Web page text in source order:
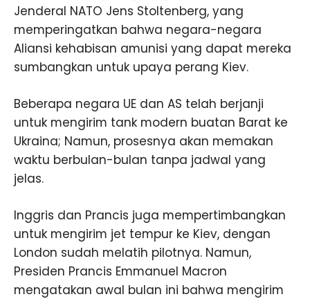
Jenderal NATO Jens Stoltenberg, yang
memperingatkan bahwa negara-negara
Aliansi kehabisan amunisi yang dapat mereka
sumbangkan untuk upaya perang Kiev.
Beberapa negara UE dan AS telah berjanji
untuk mengirim tank modern buatan Barat ke
Ukraina; Namun, prosesnya akan memakan
waktu berbulan-bulan tanpa jadwal yang
jelas.
Inggris dan Prancis juga mempertimbangkan
untuk mengirim jet tempur ke Kiev, dengan
London sudah melatih pilotnya. Namun,
Presiden Prancis Emmanuel Macron
mengatakan awal bulan ini bahwa mengirim